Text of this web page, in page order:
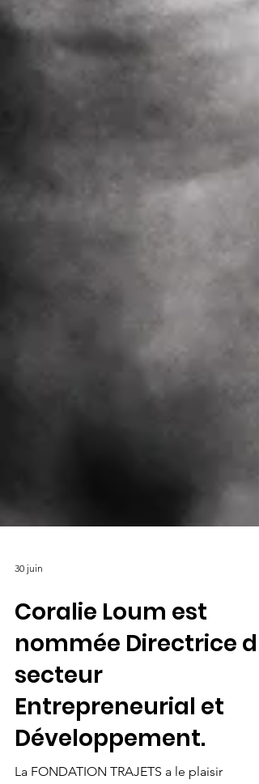
Coralie Loum est
nommée Directrice du
secteur
Entrepreneurial et
Développement.